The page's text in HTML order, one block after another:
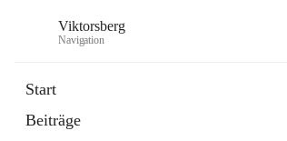
Viktorsberg
Navigation
Start
Beiträge